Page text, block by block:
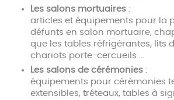
Les salons mortuaires :
articles et équipements pour la
défunts en salon mortuaire,
que les tables réfrigérantes, lits
chariots porte-cercueils ...
Les salons de cérémonies :
équipements pour cérémonies
extensibles, tréteaux, tables à